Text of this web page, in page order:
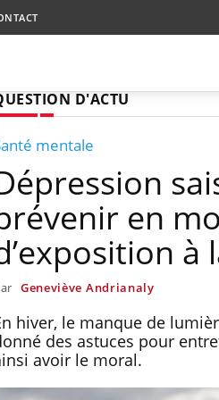
D'ACTU
mentale
en
à
Geneviève Andrianaly
hiver, le manque de
des astuces pour
avoir le moral.